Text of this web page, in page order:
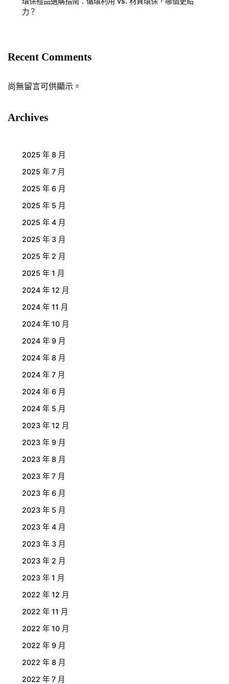
力？
Recent Comments
尚無留言可供顯示。
Archives
2025 年 8 月
2025 年 7 月
2025 年 6 月
2025 年 5 月
2025 年 4 月
2025 年 3 月
2025 年 2 月
2025 年 1 月
2024 年 12 月
2024 年 11 月
2024 年 10 月
2024 年 9 月
2024 年 8 月
2024 年 7 月
2024 年 6 月
2024 年 5 月
2023 年 12 月
2023 年 9 月
2023 年 8 月
2023 年 7 月
2023 年 6 月
2023 年 5 月
2023 年 4 月
2023 年 3 月
2023 年 2 月
2023 年 1 月
2022 年 12 月
2022 年 11 月
2022 年 10 月
2022 年 9 月
2022 年 8 月
2022 年 7 月